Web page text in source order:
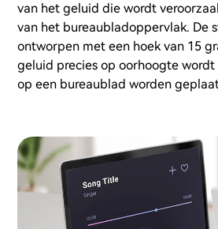
van het geluid die wordt
van het bureaubladoppervlak. De
ontworpen met een hoek van 15
geluid precies op oorhoogte
op een bureaublad worden